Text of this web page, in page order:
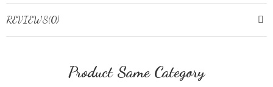
REVIEWS(0)
Product Same Category